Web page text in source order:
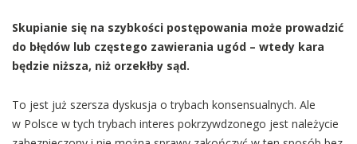
Skupianie się na szybkości postępowania może prowadzić
do błędów lub częstego zawierania ugód – wtedy kara
będzie niższa, niż orzekłby sąd.
To jest już szersza dyskusja o trybach konsensualnych. Ale
w Polsce w tych trybach interes pokrzywdzonego jest należycie